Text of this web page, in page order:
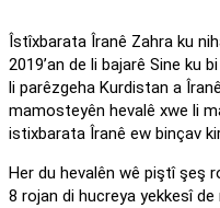
Îstîxbarata Îranê Zahra ku
2019’an de li bajarê Sine ku
li parêzgeha Kurdistan a
mamosteyên hevalê xwe li
istixbarata Îranê ew binçav
Her du hevalên wê piştî şeş
8 rojan di hucreya yekkesî